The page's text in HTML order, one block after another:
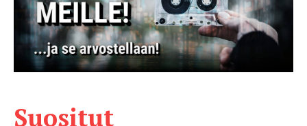
Suositut